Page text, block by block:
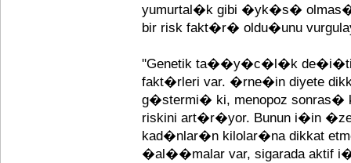
yumurtal�k gibi �yk�s�
bir risk fakt�r� oldu�unu
''Genetik ta��y�c�l�k
fakt�rleri var. �rne�in diyete
g�stermi� ki, menopoz sonras�
riskini art�r�yor. Bunun i�in
kad�nlar�n kilolar�na dikkat
�al��malar var, sigarada aktif